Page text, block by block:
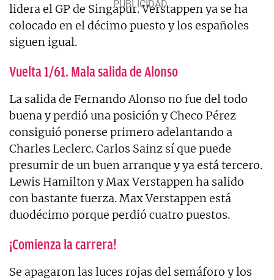
lidera el GP de Singapur. Verstappen ya se ha
colocado en el décimo puesto y los españoles
siguen igual.
Vuelta 1/61. Mala salida de Alonso
La salida de Fernando Alonso no fue del todo
buena y perdió una posición y Checo Pérez
consiguió ponerse primero adelantando a
Charles Leclerc. Carlos Sainz sí que puede
presumir de un buen arranque y ya está tercero.
Lewis Hamilton y Max Verstappen ha salido
con bastante fuerza. Max Verstappen está
duodécimo porque perdió cuatro puestos.
¡Comienza la carrera!
Se apagaron las luces rojas del semáforo y los